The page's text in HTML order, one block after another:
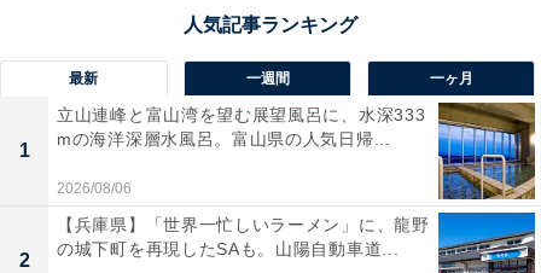
紀ノ国屋 ローラ アシュレイ キュービックバッグ （Rowena／Dogs）
キュービックバッグ（税込4290円）は、約縦24×横22×
マチ10.5センチで、サブバッグにちょうど良いサイズ。
マチがたっぷりあるので、ランチバッグとしても使用で
きます。
最新 一週間 一ヶ月
1
立山連峰と富山湾を望む展望風呂に、水深333
mの海洋深層水風呂。富山県の人気日帰...
2026/08/06
2
【兵庫県】「世界一忙しいラーメン」に、龍野
の城下町を再現したSAも。山陽自動車道...